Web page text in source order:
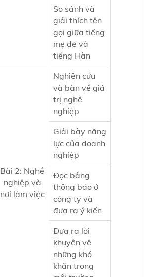
So sánh và
giải thích tên
gọi giữa tiếng
mẹ đẻ và
tiếng Hàn
Bài 2: Nghề
nghiệp và
nơi làm việc
Nghiên cứu
và bàn về giá
trị nghề
nghiệp
Giải bày năng
lực của doanh
nghiệp
Đọc bảng
thông báo ở
công ty và
đưa ra ý kiến
Đưa ra lời
khuyên về
những khó
khăn trong